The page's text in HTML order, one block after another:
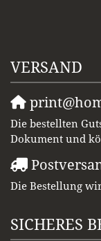
VERSAND
Die bestellten
Dokument und
Die Bestellung
SICHERES